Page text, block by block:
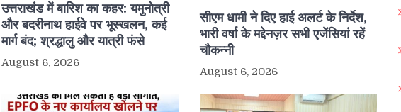
उत्तराखंड में बारिश का कहर: यमुनोत्री
और बदरीनाथ हाईवे पर भूस्खलन, कई
मार्ग बंद; श्रद्धालु और यात्री फंसे
August 6, 2026
सीएम धामी ने दिए हाई अलर्ट के निर्देश,
भारी वर्षा के मद्देनज़र सभी एजेंसियां रहें
चौकन्नी
August 6, 2026